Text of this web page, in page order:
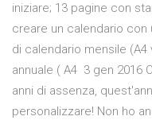
iniziare; 13 pagine con
creare un calendario con
di calendario mensile
annuale ( A4 3 gen 2016
anni di assenza,
personalizzare! Non ho